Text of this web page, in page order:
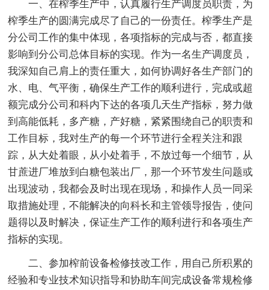
一、在榨季生产中，认真履行生产调度员职责，为
榨季生产的圆满完成尽了自己的一份责任。榨季生产是
分公司工作的集中体现，各项指标的完成与否，都直接
影响到分公司总体目标的实现。作为一名生产调度员，
我深知自己肩上的责任重大，如何协调好各生产部门的
水、电、气平衡，确保生产工作的顺利进行，完成或超
额完成分公司和科内下达的各项几天生产指标，努力做
到高能低耗，多产糖，产好糖，紧紧围绕自己的职责和
工作目标，我对生产的每一个环节进行全程关注和跟
踪，从大处着眼，从小处着手，不放过每一个细节，从
甘蔗进厂堆放到白糖包装出厂，那一个环节发生问题或
出现波动，我都会及时出现在现场，和操作人员一同采
取措施处理，不能解决的向科长和主管领导报告，使问
题得以及时解决，保证生产工作的顺利进行和各项生产
指标的实现。
二、参加榨前设备检修技改工作，用自己所积累的
经验和专业技术知识指导和协助车间完成设备常规检修